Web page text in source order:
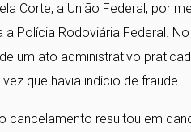
Corte, a União Federal, por
a Polícia Rodoviária Federal.
um ato administrativo
que havia indício de fraude.
cancelamento resultou em